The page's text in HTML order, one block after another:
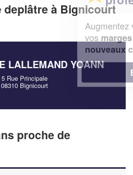
deplâtre à Bignicourt
LALLEMAND YOANN
5 Rue Principale
08310 Bignicourt
proche de
chiffre d'affaireset
tout en gagnant de
En savoir plus